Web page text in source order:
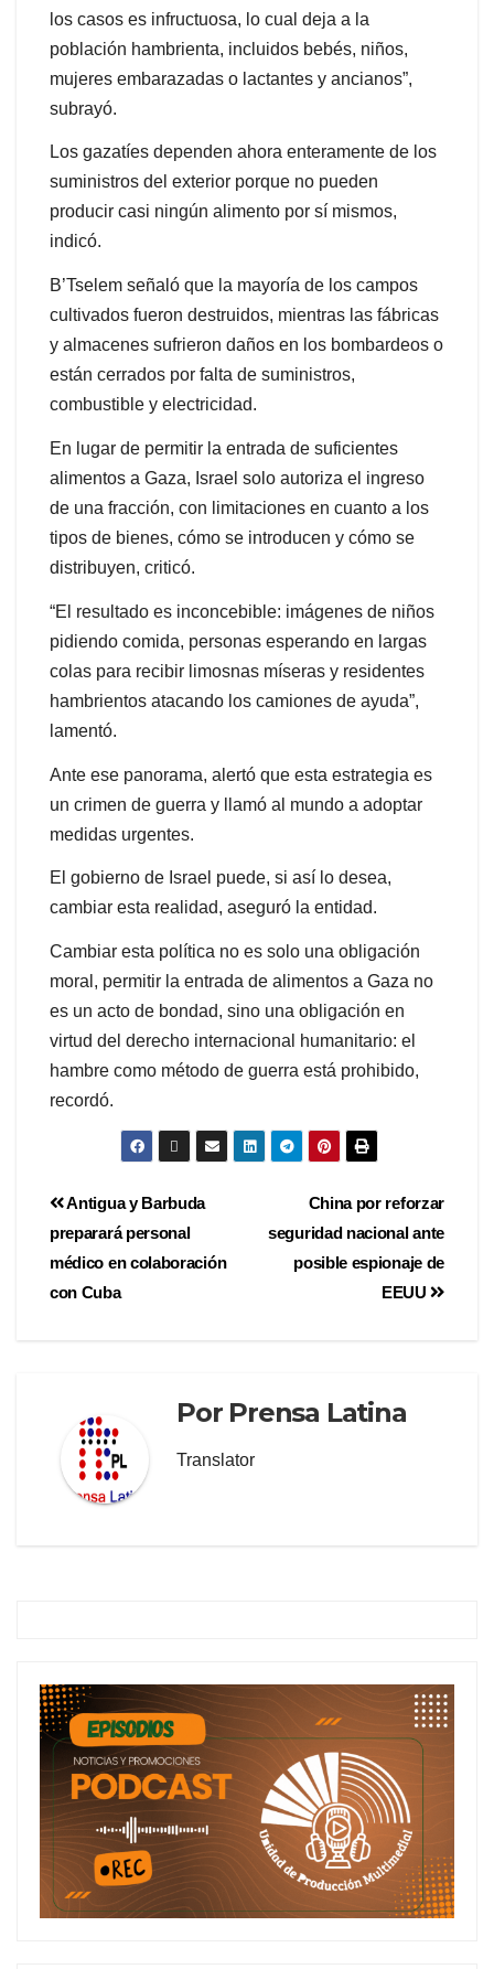
los casos es infructuosa, lo cual deja a la
población hambrienta, incluidos bebés, niños,
mujeres embarazadas o lactantes y ancianos”,
subrayó.
Los gazatíes dependen ahora enteramente de los
suministros del exterior porque no pueden
producir casi ningún alimento por sí mismos,
indicó.
B’Tselem señaló que la mayoría de los campos
cultivados fueron destruidos, mientras las fábricas
y almacenes sufrieron daños en los bombardeos o
están cerrados por falta de suministros,
combustible y electricidad.
En lugar de permitir la entrada de suficientes
alimentos a Gaza, Israel solo autoriza el ingreso
de una fracción, con limitaciones en cuanto a los
tipos de bienes, cómo se introducen y cómo se
distribuyen, criticó.
“El resultado es inconcebible: imágenes de niños
pidiendo comida, personas esperando en largas
colas para recibir limosnas míseras y residentes
hambrientos atacando los camiones de ayuda”,
lamentó.
Ante ese panorama, alertó que esta estrategia es
un crimen de guerra y llamó al mundo a adoptar
medidas urgentes.
El gobierno de Israel puede, si así lo desea,
cambiar esta realidad, aseguró la entidad.
Cambiar esta política no es solo una obligación
moral, permitir la entrada de alimentos a Gaza no
es un acto de bondad, sino una obligación en
virtud del derecho internacional humanitario: el
hambre como método de guerra está prohibido,
recordó.
China por reforzar
seguridad nacional ante
posible espionaje de
EEUU
Antigua y Barbuda
preparará personal
médico en colaboración
con Cuba
Por Prensa Latina
Translator